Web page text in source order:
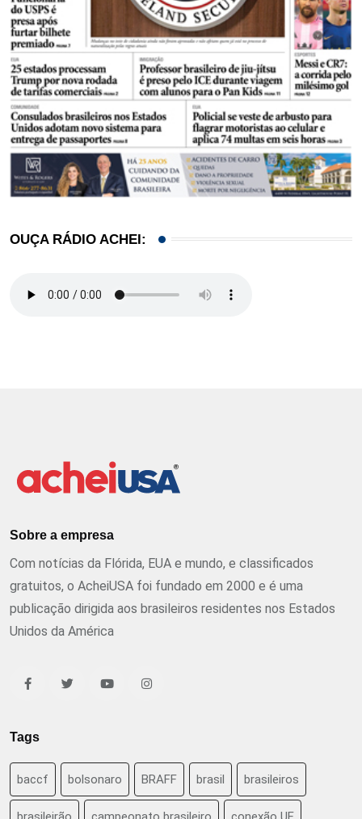
OUÇA RÁDIO ACHEI:
Sobre a empresa
Com notícias da Flórida, EUA e mundo, e classificados
gratuitos, o AcheiUSA foi fundado em 2000 e é uma
publicação dirigida aos brasileiros residentes nos Estados
Unidos da América
Tags
baccf bolsonaro BRAFF brasil brasileiros